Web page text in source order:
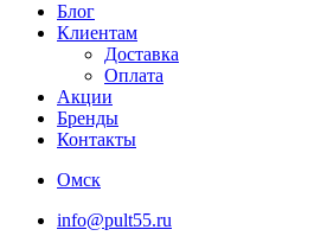
Блог
Клиентам
Доставка
Оплата
Акции
Бренды
Контакты
Омск
info@pult55.ru